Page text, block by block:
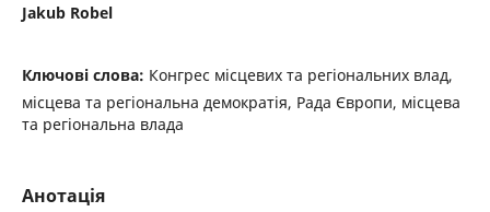
Jakub Robel
Ключові слова: Конгрес місцевих та регіональних влад,
місцева та регіональна демократія, Рада Європи, місцева
та регіональна влада
Анотація